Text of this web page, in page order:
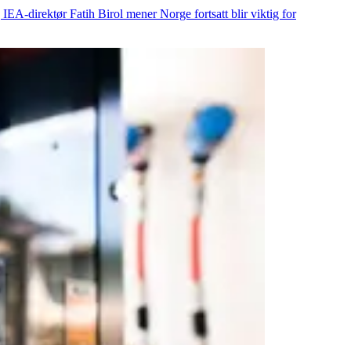
IEA-direktør Fatih Birol mener Norge fortsatt blir viktig for